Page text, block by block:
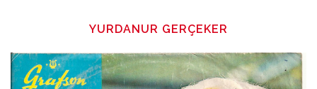
Hakkımızda
YURDANUR GERÇEKER